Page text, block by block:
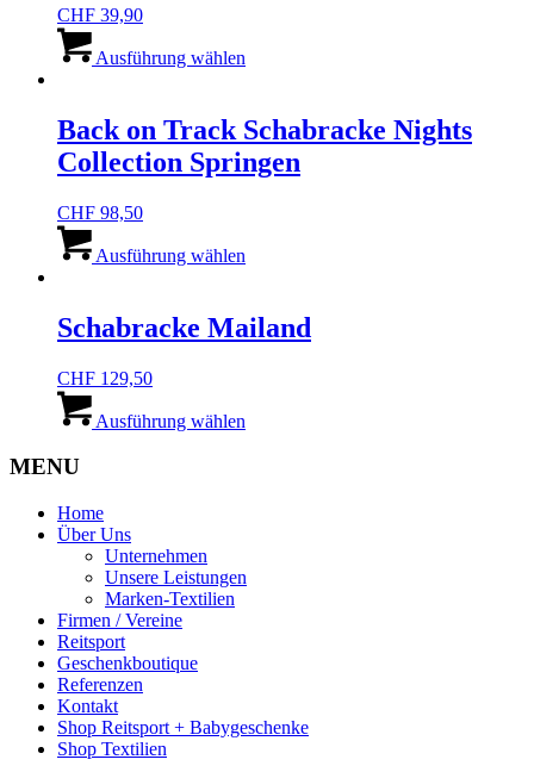
auf
gewählt
werden
CHF 39,90
Ausführung wählen
Varianten
auf.
Die
Produktseite
werden
Back on Track Schabracke Nights
Collection Springen
CHF 98,50
Ausführung wählen
Varianten
auf.
auf
Schabracke Mailand
CHF 129,50
Ausführung wählen
können
auf
MENU
Home
Über Uns
Unternehmen
Unsere Leistungen
Marken-Textilien
Firmen / Vereine
Reitsport
Geschenkboutique
Referenzen
Kontakt
Shop Reitsport + Babygeschenke
Shop Textilien